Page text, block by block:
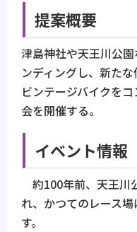
提案概要
津島神社や天王川公
ンディングし、新た
ビンテージバイクを
会を開催する。
イベント情報
約100年前、天王川
れ、かつてのレース
す。